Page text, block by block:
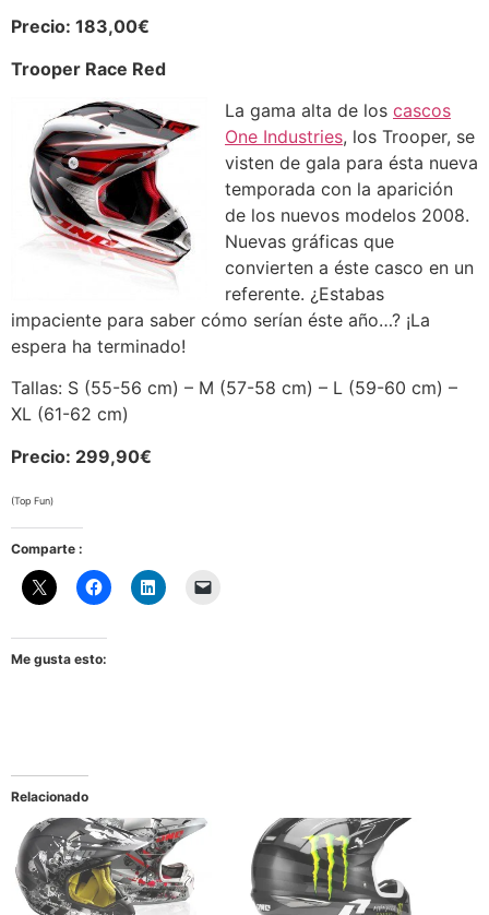
Precio: 183,00€
Trooper Race Red
La gama alta de los cascos
One Industries, los Trooper, se
visten de gala para ésta nueva
temporada con la aparición
de los nuevos modelos 2008.
Nuevas gráficas que
convierten a éste casco en un
referente. ¿Estabas
impaciente para saber cómo serían éste año…? ¡La
espera ha terminado!
Tallas: S (55-56 cm) – M (57-58 cm) – L (59-60 cm) –
XL (61-62 cm)
Precio: 299,90€
(Top Fun)
Comparte :
Me gusta esto:
Relacionado